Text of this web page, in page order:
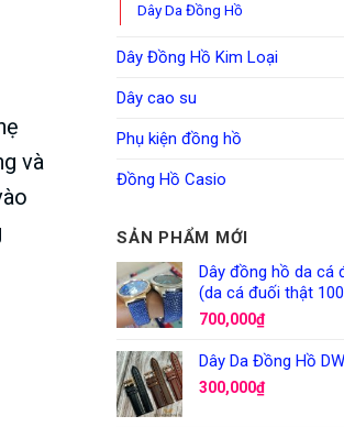
và
Dây Da Đồng Hồ
Dây Đồng Hồ Kim Loại
Dây cao su
Phụ kiện đồng hồ
Đồng Hồ Casio
SẢN PHẨM MỚI
Dây đồng hồ da cá
(da cá đuối thật
700,000₫
Dây Da Đồng Hồ DW
300,000₫